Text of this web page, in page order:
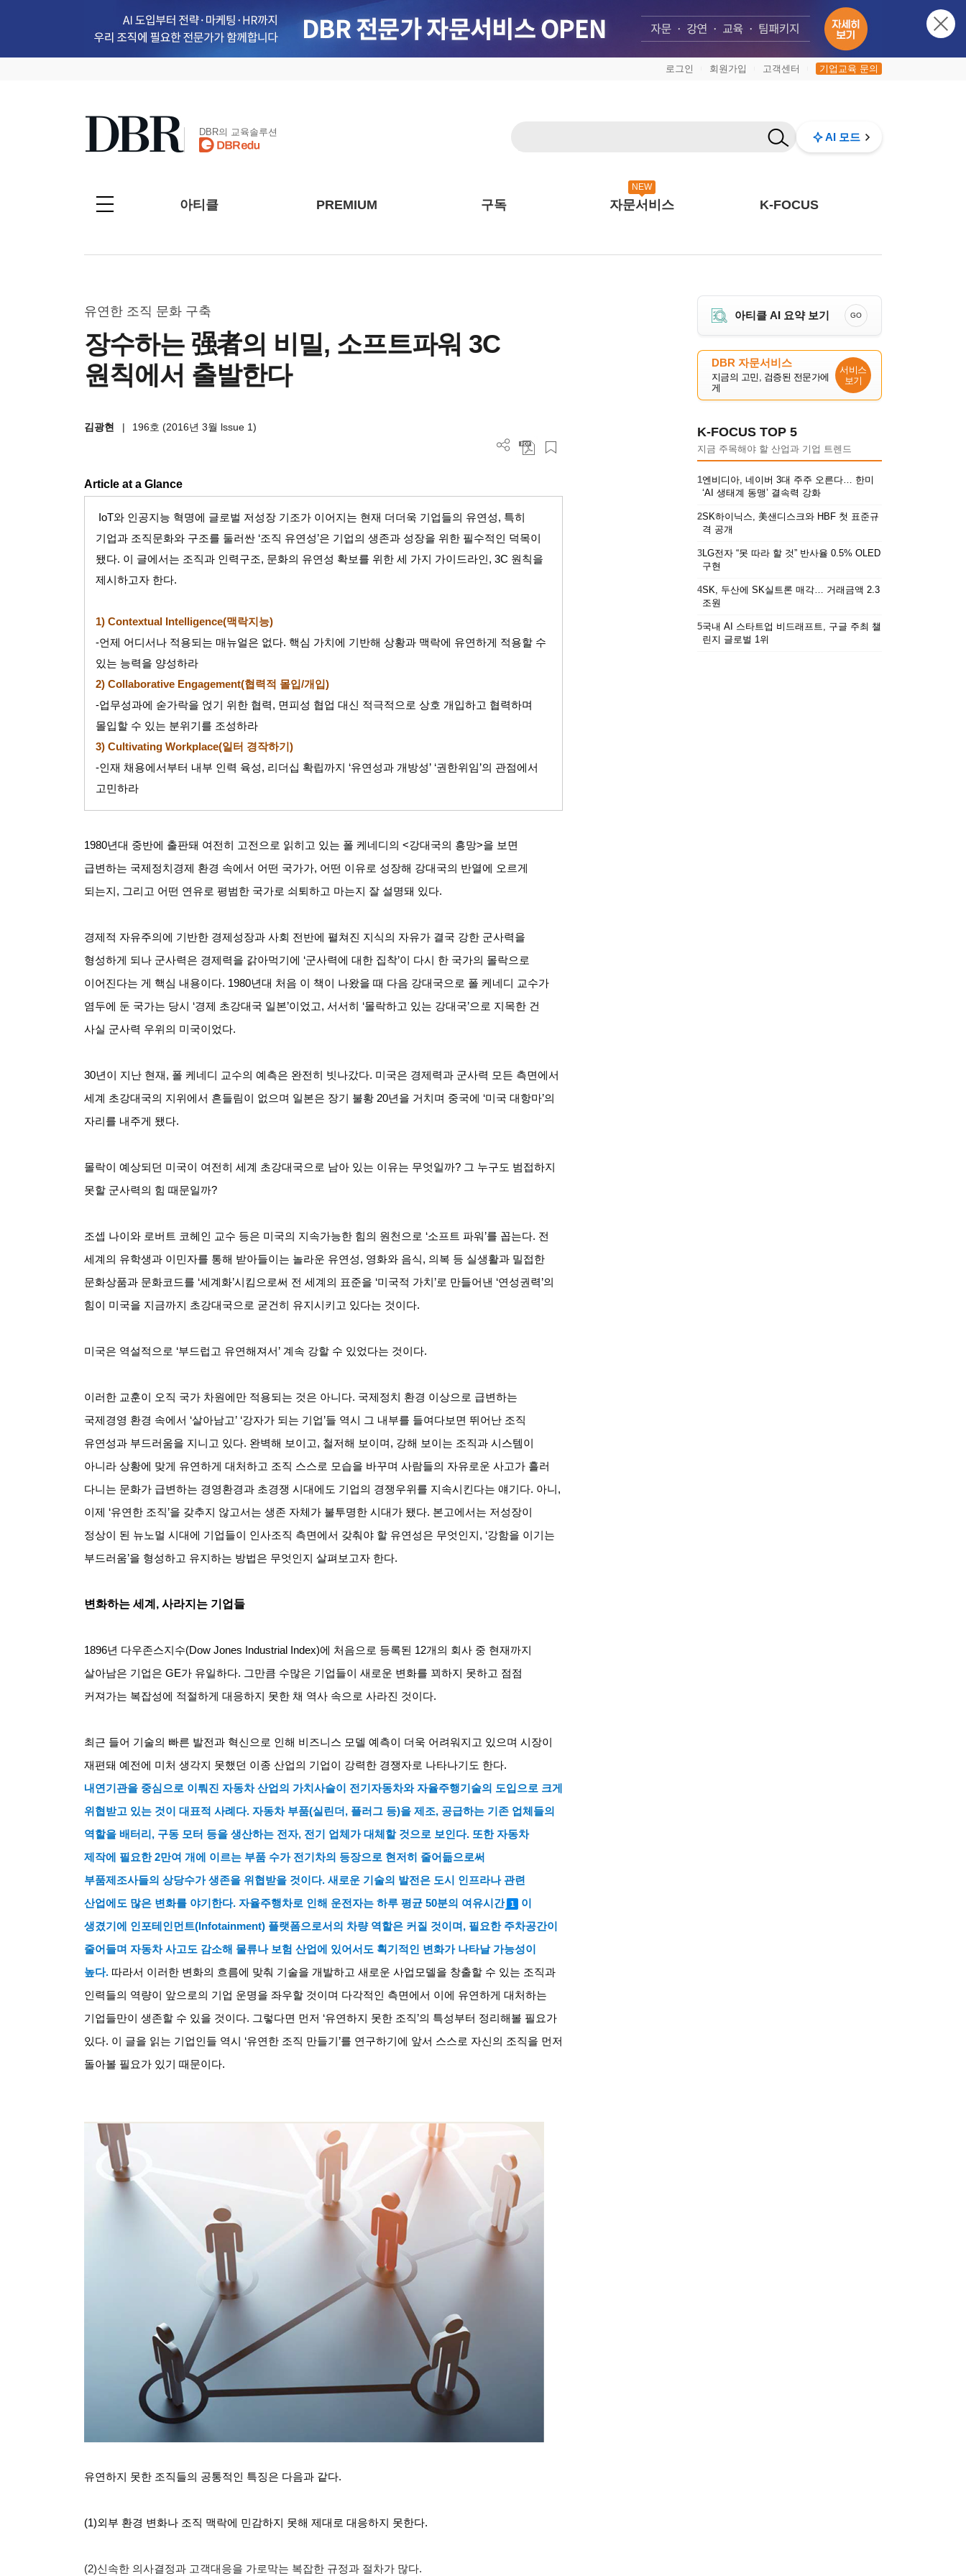
로그인 회원가입 고객센터 기업교육 문의
DBR의 교육솔루션 AI 모드
아티클 PREMIUM 구독
NEW
자문서비스 K-FOCUS
유연한 조직 문화 구축
장수하는 强者의 비밀, 소프트파워 3C
원칙에서 출발한다
김광현 | 196호 (2016년 3월 lssue 1)
Article at a Glance
IoT와 인공지능 혁명에 글로벌 저성장 기조가 이어지는 현재 더더욱 기업들의 유연성, 특히
기업과 조직문화와 구조를 둘러싼 ‘조직 유연성’은 기업의 생존과 성장을 위한 필수적인 덕목이
됐다. 이 글에서는 조직과 인력구조, 문화의 유연성 확보를 위한 세 가지 가이드라인, 3C 원칙을
제시하고자 한다.
1) Contextual Intelligence(맥락지능)
-언제 어디서나 적용되는 매뉴얼은 없다. 핵심 가치에 기반해 상황과 맥락에 유연하게 적용할 수
있는 능력을 양성하라
2) Collaborative Engagement(협력적 몰입/개입)
-업무성과에 숟가락을 얹기 위한 협력, 면피성 협업 대신 적극적으로 상호 개입하고 협력하며
몰입할 수 있는 분위기를 조성하라
3) Cultivating Workplace(일터 경작하기)
-인재 채용에서부터 내부 인력 육성, 리더십 확립까지 ‘유연성과 개방성’ ‘권한위임’의 관점에서
고민하라
1980년대 중반에 출판돼 여전히 고전으로 읽히고 있는 폴 케네디의 <강대국의 흥망>을 보면
급변하는 국제정치경제 환경 속에서 어떤 국가가, 어떤 이유로 성장해 강대국의 반열에 오르게
되는지, 그리고 어떤 연유로 평범한 국가로 쇠퇴하고 마는지 잘 설명돼 있다.
경제적 자유주의에 기반한 경제성장과 사회 전반에 펼쳐진 지식의 자유가 결국 강한 군사력을
형성하게 되나 군사력은 경제력을 갉아먹기에 ‘군사력에 대한 집착’이 다시 한 국가의 몰락으로
이어진다는 게 핵심 내용이다. 1980년대 처음 이 책이 나왔을 때 다음 강대국으로 폴 케네디 교수가
염두에 둔 국가는 당시 ‘경제 초강대국 일본’이었고, 서서히 ‘몰락하고 있는 강대국’으로 지목한 건
사실 군사력 우위의 미국이었다.
30년이 지난 현재, 폴 케네디 교수의 예측은 완전히 빗나갔다. 미국은 경제력과 군사력 모든 측면에서
세계 초강대국의 지위에서 흔들림이 없으며 일본은 장기 불황 20년을 거치며 중국에 ‘미국 대항마’의
자리를 내주게 됐다.
몰락이 예상되던 미국이 여전히 세계 초강대국으로 남아 있는 이유는 무엇일까? 그 누구도 범접하지
못할 군사력의 힘 때문일까?
조셉 나이와 로버트 코헤인 교수 등은 미국의 지속가능한 힘의 원천으로 ‘소프트 파워’를 꼽는다. 전
세계의 유학생과 이민자를 통해 받아들이는 놀라운 유연성, 영화와 음식, 의복 등 실생활과 밀접한
문화상품과 문화코드를 ‘세계화’시킴으로써 전 세계의 표준을 ‘미국적 가치’로 만들어낸 ‘연성권력’의
힘이 미국을 지금까지 초강대국으로 굳건히 유지시키고 있다는 것이다.
미국은 역설적으로 ‘부드럽고 유연해져서’ 계속 강할 수 있었다는 것이다.
이러한 교훈이 오직 국가 차원에만 적용되는 것은 아니다. 국제정치 환경 이상으로 급변하는
국제경영 환경 속에서 ‘살아남고’ ‘강자가 되는 기업’들 역시 그 내부를 들여다보면 뛰어난 조직
유연성과 부드러움을 지니고 있다. 완벽해 보이고, 철저해 보이며, 강해 보이는 조직과 시스템이
아니라 상황에 맞게 유연하게 대처하고 조직 스스로 모습을 바꾸며 사람들의 자유로운 사고가 흘러
다니는 문화가 급변하는 경영환경과 초경쟁 시대에도 기업의 경쟁우위를 지속시킨다는 얘기다. 아니,
이제 ‘유연한 조직’을 갖추지 않고서는 생존 자체가 불투명한 시대가 됐다. 본고에서는 저성장이
정상이 된 뉴노멀 시대에 기업들이 인사조직 측면에서 갖춰야 할 유연성은 무엇인지, ‘강함을 이기는
부드러움’을 형성하고 유지하는 방법은 무엇인지 살펴보고자 한다.
변화하는 세계 , 사라지는 기업들
1896년 다우존스지수(Dow Jones Industrial Index)에 처음으로 등록된 12개의 회사 중 현재까지
살아남은 기업은 GE가 유일하다. 그만큼 수많은 기업들이 새로운 변화를 꾀하지 못하고 점점
커져가는 복잡성에 적절하게 대응하지 못한 채 역사 속으로 사라진 것이다.
최근 들어 기술의 빠른 발전과 혁신으로 인해 비즈니스 모델 예측이 더욱 어려워지고 있으며 시장이
재편돼 예전에 미처 생각지 못했던 이종 산업의 기업이 강력한 경쟁자로 나타나기도 한다.
내연기관을 중심으로 이뤄진 자동차 산업의 가치사슬이 전기자동차와 자율주행기술의 도입으로 크게
위협받고 있는 것이 대표적 사례다. 자동차 부품(실린더, 플러그 등)을 제조, 공급하는 기존 업체들의
역할을 배터리, 구동 모터 등을 생산하는 전자, 전기 업체가 대체할 것으로 보인다. 또한 자동차
제작에 필요한2만여 개에 이르는 부품 수가 전기차의 등장으로 현저히 줄어듦으로써
부품제조사들의 상당수가 생존을 위협받을 것이다. 새로운 기술의 발전은 도시 인프라나 관련
산업에도 많은 변화를 야기한다. 자율주행차로 인해 운전자는 하루 평균 50분의 여유시간 1
이
생겼기에 인포테인먼트(Infotainment) 플랫폼으로서의 차량 역할은 커질 것이며, 필요한 주차공간이
줄어들며 자동차 사고도 감소해 물류나 보험 산업에 있어서도 획기적인 변화가 나타날 가능성이
높다. 따라서 이러한 변화의 흐름에 맞춰 기술을 개발하고 새로운 사업모델을 창출할 수 있는 조직과
인력들의 역량이 앞으로의 기업 운명을 좌우할 것이며 다각적인 측면에서 이에 유연하게 대처하는
기업들만이 생존할 수 있을 것이다. 그렇다면 먼저 ‘유연하지 못한 조직’의 특성부터 정리해볼 필요가
있다. 이 글을 읽는 기업인들 역시 ‘유연한 조직 만들기’를 연구하기에 앞서 스스로 자신의 조직을 먼저
돌아볼 필요가 있기 때문이다.
유연하지 못한 조직들의 공통적인 특징은 다음과 같다.
(1)외부 환경 변화나 조직 맥락에 민감하지 못해 제대로 대응하지 못한다.
(2)신속한 의사결정과 고객대응을 가로막는 복잡한 규정과 절차가 많다.
아티클 AI 요약 보기 GO
DBR 자문서비스
지금의 고민, 검증된 전문가에
게
서비스
보기
K-FOCUS TOP 5
지금 주목해야 할 산업과 기업 트렌드
1엔비디아, 네이버 3대 주주 오른다… 한미
‘AI 생태계 동맹’ 결속력 강화
2SK하이닉스, 美샌디스크와 HBF 첫 표준규
격 공개
3LG전자 “못 따라 할 것” 반사율 0.5% OLED
구현
4SK, 두산에 SK실트론 매각… 거래금액 2.3
조원
5국내 AI 스타트업 비드래프트, 구글 주최 챌
린지 글로벌 1위